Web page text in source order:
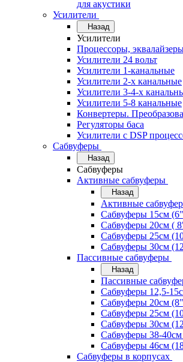
для акустики
Усилители
Назад
Усилители
Процессоры,
Усилители 24 вольт
Усилители 1-канальные
Усилители 2-х канальные
Усилители 3-4-х
Усилители 5-8 канальные
Конвертеры.
Регуляторы баса
Усилители с DSP
Сабвуферы
Назад
Сабвуферы
Активные сабвуферы
Назад
Активные
Сабвуферы 15см
Сабвуферы 20см (
Сабвуферы 25см
Сабвуферы 30см
Пассивные сабвуферы
Назад
Пассивные
Сабвуферы 12,5-
Сабвуферы 20см
Сабвуферы 25см
Сабвуферы 30см
Сабвуферы 38-
Сабвуферы 46см
Сабвуферы в корпусах